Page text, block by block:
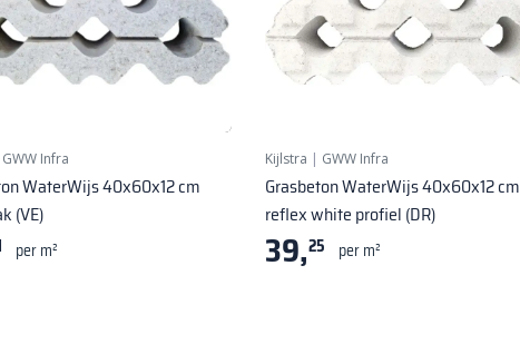
GWW Infra
WaterWijs 40x60x12 cm
(VE)
per m²
Kijlstra | GWW Infra
Grasbeton WaterWijs 40x60x12 cm
reflex white profiel (DR)
39,25 per m²